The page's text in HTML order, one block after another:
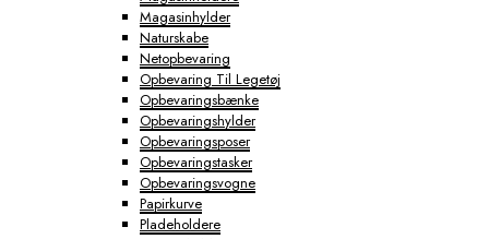
Magasinhylder
Naturskabe
Netopbevaring
Opbevaring Til Legetøj
Opbevaringsbænke
Opbevaringshylder
Opbevaringsposer
Opbevaringstasker
Opbevaringsvogne
Papirkurve
Pladeholdere